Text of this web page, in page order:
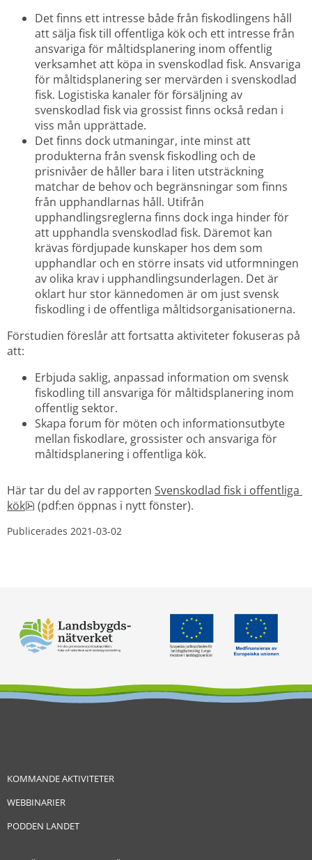
Det finns ett intresse både från fiskodlingens håll
att sälja fisk till offentliga kök och ett intresse från
ansvariga för måltidsplanering inom offentlig
verksamhet att köpa in svenskodlad fisk. Ansvariga
för måltidsplanering ser mervärden i svenskodlad
fisk. Logistiska kanaler för försäljning av
svenskodlad fisk via grossist finns också redan i
viss mån upprättade.
Det finns dock utmaningar, inte minst att
produkterna från svensk fiskodling och de
prisnivåer de håller bara i liten utsträckning
matchar de behov och begränsningar som finns
från upphandlarnas håll. Utifrån
upphandlingsreglerna finns dock inga hinder för
att upphandla svenskodlad fisk. Däremot kan
krävas fördjupade kunskaper hos dem som
upphandlar och en större insats vid utformningen
av olika krav i upphandlingsunderlagen. Det är
oklart hur stor kännedomen är om just svensk
fiskodling i de offentliga måltidsorganisationerna.
Förstudien föreslår att fortsatta aktiviteter fokuseras på
att:
Erbjuda saklig, anpassad information om svensk
fiskodling till ansvariga för måltidsplanering inom
offentlig sektor.
Skapa forum för möten och informationsutbyte
mellan fiskodlare, grossister och ansvariga för
måltidsplanering i offentliga kök.
Här tar du del av rapporten Svenskodlad fisk i offentliga
kök
pdf, 478.9 kB, öppnas i nytt fönster.
(pdf:en öppnas i nytt fönster).
Publicerades 2021-03-02
KOMMANDE AKTIVITETER
WEBBINARIER
PODDEN LANDET